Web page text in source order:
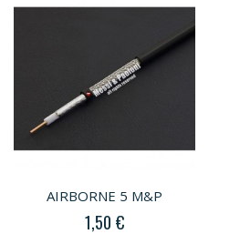
AIRBORNE 5 M&P
1,50 €